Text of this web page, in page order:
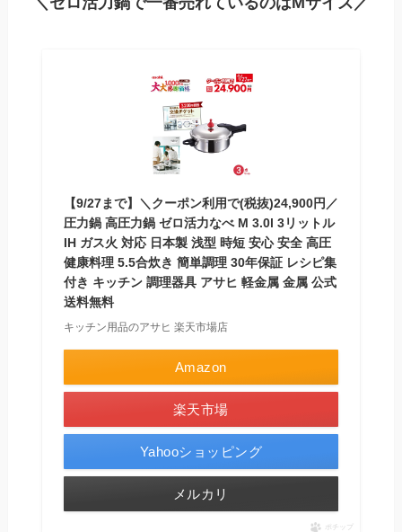
【9/27まで】＼クーポン利用で(税抜)24,900円／
圧力鍋 高圧力鍋 ゼロ活力なべ M 3.0l 3リットル
IH ガス火 対応 日本製 浅型 時短 安心 安全 高圧
健康料理 5.5合炊き 簡単調理 30年保証 レシピ集
付き キッチン 調理器具 アサヒ 軽金属 金属 公式
送料無料
キッチン用品のアサヒ 楽天市場店
Amazon
楽天市場
Yahooショッピング
メルカリ
ポチップ